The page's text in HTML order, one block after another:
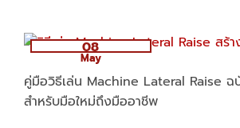
08
May
คู่มือวิธีเล่น Machine Lateral Raise ฉ
สำหรับมือใหม่ถึงมืออาชีพ